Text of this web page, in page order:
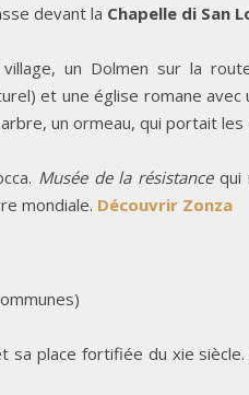
devant la Chapelle di San
un Dolmen sur la
et une église romane
un ormeau, qui portait les
Musée de la résistancequi
mondiale. Découvrir Zonza
sa place fortifiée du xie